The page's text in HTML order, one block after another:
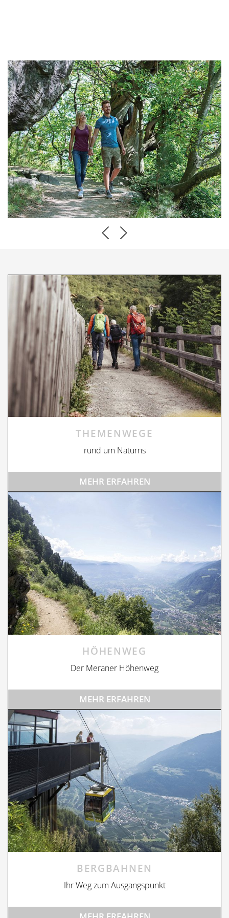
THEMENWEGE
rund um Naturns
MEHR ERFAHREN
HÖHENWEG
Der Meraner Höhenweg
MEHR ERFAHREN
BERGBAHNEN
Ihr Weg zum Ausgangspunkt